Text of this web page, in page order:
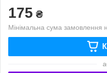
175 ₴
Мінімальна сума замовлення